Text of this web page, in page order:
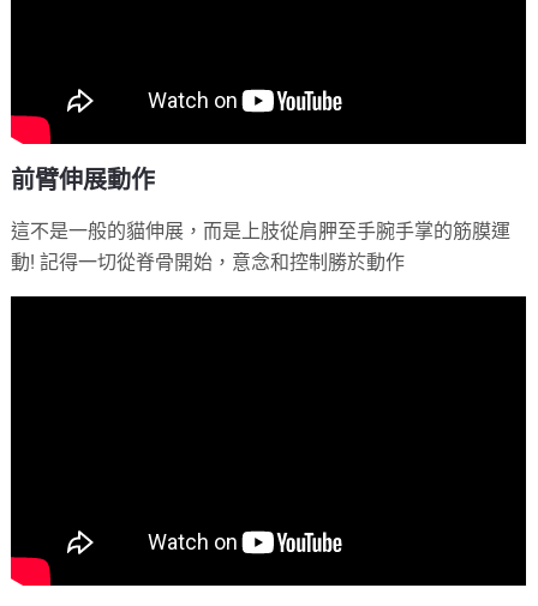
前臂伸展動作
這不是一般的貓伸展，而是上肢從肩胛至手腕手掌的筋膜運
動! 記得一切從脊骨開始，意念和控制勝於動作